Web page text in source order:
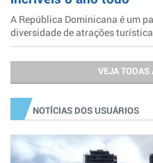
A República Dominicana é um
diversidade de atrações
VEJA TODAS
NOTÍCIAS DOS USUÁRIOS